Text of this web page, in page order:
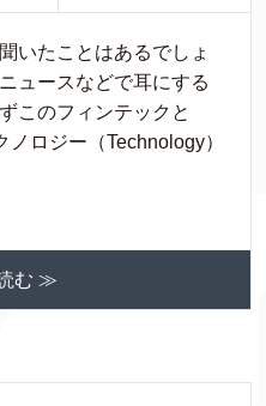
いたことはあるでしょ
ュースなどで耳にする
このフィンテックと
ロジー（Technology）
む ≫